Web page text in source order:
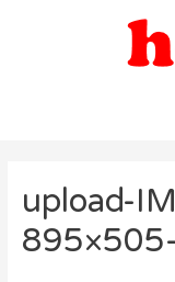
upload-